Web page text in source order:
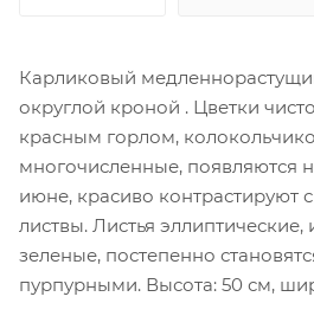
Карликовый
округлой кроной . Цветки
красным горлом,
многочисленные, появляются
июне, красиво контрастируют
листвы. Листья
зеленые, постепенно
пурпурными. Высота: 50 см,